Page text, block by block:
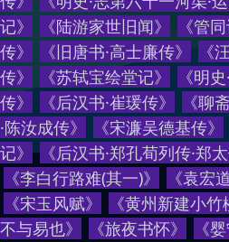
记》 《陆游家世旧闻》 《管
传》 《旧唐书·高士廉传》 《
传》 《苏轼宝绘堂记》 《明
传》 《后汉书·崔瑗传》 《聊
·陈汝成传》 《宋濂吴德基传》
记》 《后汉书·郑孔荀列传·郑
《李白行路难(其一)》 《袁宏
《宋玉风赋》 《黄州新建小竹
不与易也》 《旅夜书怀》 《